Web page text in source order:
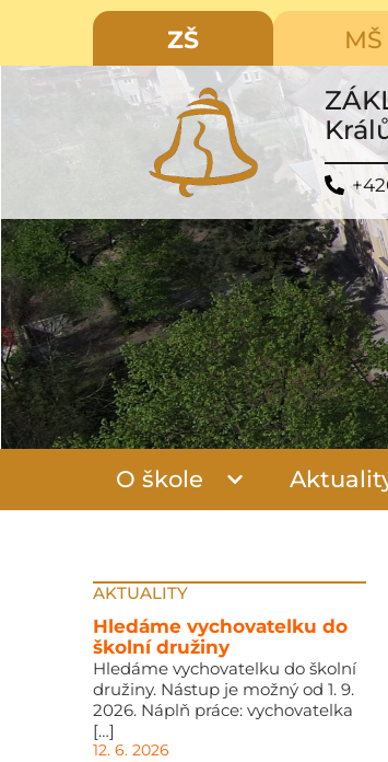
ZŠ MŠ
O škole
AKTUALITY
Hledáme vychovatelku do
školní družiny
Hledáme vychovatelku do školní
družiny. Nástup je možný od 1. 9.
2026. Náplň práce: vychovatelka
[…]
12. 6. 2026